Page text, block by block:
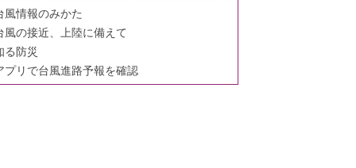
風情報のみかた
風の接近、上陸に備えて
る防災
プリで台風進路予報を確認